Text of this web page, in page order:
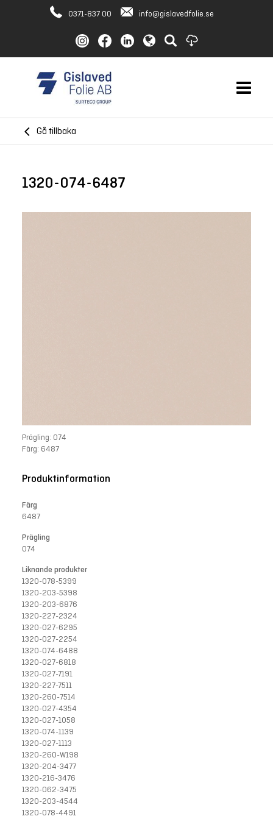
0371-837 00 info@gislavedfolie.se
Gå tillbaka
1320-074-6487
Prägling: 074
Färg: 6487
Produktinformation
Färg
6487
Prägling
074
Liknande produkter
1320-078-5399
1320-203-5398
1320-203-6876
1320-227-2324
1320-027-6295
1320-027-2254
1320-074-6488
1320-027-6818
1320-027-7191
1320-227-7511
1320-260-7514
1320-027-4354
1320-027-1058
1320-074-1139
1320-027-1113
1320-260-W198
1320-204-3477
1320-216-3476
1320-062-3475
1320-203-4544
1320-078-4491